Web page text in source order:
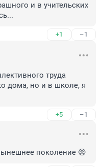
и в учительских
+1 –1
труда
дома, но и в школе, я
+5 –1
поколение 😡